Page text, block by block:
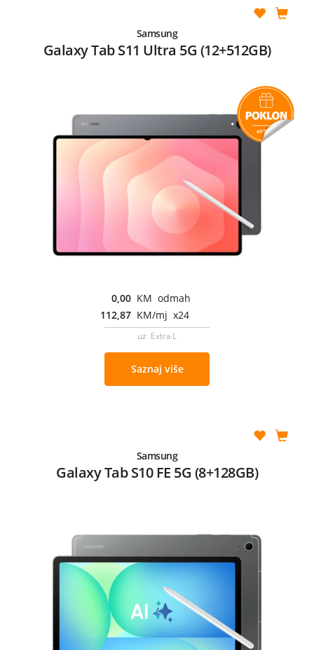
Samsung
Galaxy Tab S11 Ultra 5G (12+512GB)
0,00 KM odmah
112,87 KM/mj x24
uz Extra L
Saznaj više
Samsung
Galaxy Tab S10 FE 5G (8+128GB)